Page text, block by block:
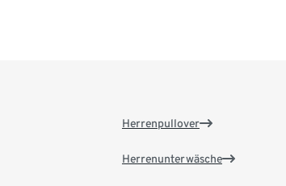
Herrenpullover
Herrenunterwäsche